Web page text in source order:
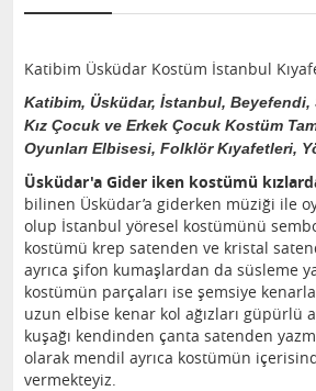
Katibim Üsküdar Kostüm İstanbul
Katibim, Üsküdar, İstanbul, Beyefendi,
Kız Çocuk ve Erkek Çocuk Kostüm
Oyunları Elbisesi, Folklör Kıyafetleri,
Üsküdar'a Gider iken kostümü
bilinen Üsküdar’a giderken müziği ile
olup İstanbul yöresel kostümünü
kostümü krep satenden ve kristal
ayrıca şifon kumaşlardan da süsleme
kostümün parçaları ise şemsiye
uzun elbise kenar kol ağızları güpürlü
kuşağı kendinden çanta satenden
olarak mendil ayrıca kostümün
vermekteyiz.